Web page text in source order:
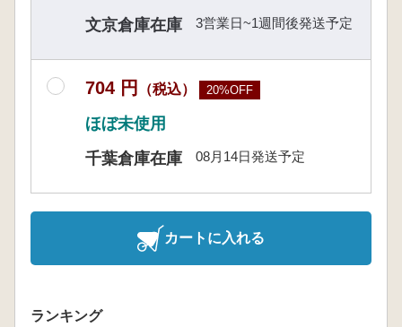
文京倉庫在庫
3営業日~1週間後発送予定
704 円 （税込） 20%OFF
ほぼ未使用
千葉倉庫在庫
08月14日発送予定
カートに入れる
ランキング